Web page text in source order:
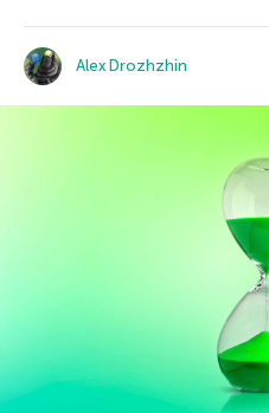
Alex Drozhzhin